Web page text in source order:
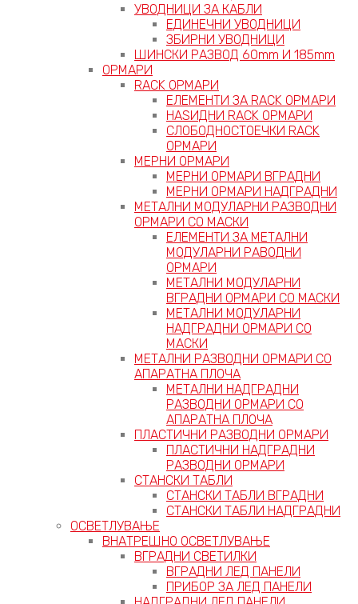
УВОДНИЦИ ЗА КАБЛИ
ЕДИНЕЧНИ УВОДНИЦИ
ЗБИРНИ УВОДНИЦИ
ШИНСКИ РАЗВОД 60mm И 185mm
ОРМАРИ
RACK ОРМАРИ
ЕЛЕМЕНТИ ЗА RACK ОРМАРИ
НАЅИДНИ RACK ОРМАРИ
СЛОБОДНОСТОЕЧКИ RACK
ОРМАРИ
МЕРНИ ОРМАРИ
МЕРНИ ОРМАРИ ВГРАДНИ
МЕРНИ ОРМАРИ НАДГРАДНИ
МЕТАЛНИ МОДУЛАРНИ РАЗВОДНИ
ОРМАРИ СО МАСКИ
ЕЛЕМЕНТИ ЗА МЕТАЛНИ
МОДУЛАРНИ РАВОДНИ
ОРМАРИ
МЕТАЛНИ МОДУЛАРНИ
ВГРАДНИ ОРМАРИ СО МАСКИ
МЕТАЛНИ МОДУЛАРНИ
НАДГРАДНИ ОРМАРИ СО
МАСКИ
МЕТАЛНИ РАЗВОДНИ ОРМАРИ СО
АПАРАТНА ПЛОЧА
МЕТАЛНИ НАДГРАДНИ
РАЗВОДНИ ОРМАРИ СО
АПАРАТНА ПЛОЧА
ПЛАСТИЧНИ РАЗВОДНИ ОРМАРИ
ПЛАСТИЧНИ НАДГРАДНИ
РАЗВОДНИ ОРМАРИ
СТАНСКИ ТАБЛИ
СТАНСКИ ТАБЛИ ВГРАДНИ
СТАНСКИ ТАБЛИ НАДГРАДНИ
ОСВЕТЛУВАЊЕ
ВНАТРЕШНО ОСВЕТЛУВАЊЕ
ВГРАДНИ СВЕТИЛКИ
ВГРАДНИ ЛЕД ПАНЕЛИ
ПРИБОР ЗА ЛЕД ПАНЕЛИ